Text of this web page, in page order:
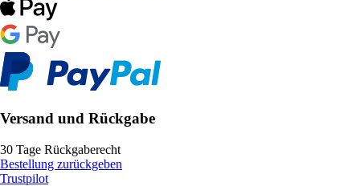
Versand und Rückgabe
30 Tage Rückgaberecht
Bestellung zurückgeben
Trustpilot